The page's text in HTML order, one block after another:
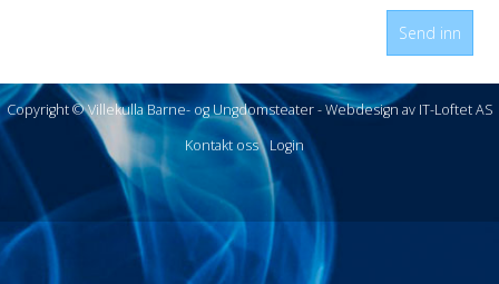
Send inn
Copyright © Villekulla Barne- og Ungdomsteater -Webdesign av IT-Loftet AS
Kontakt oss
Login